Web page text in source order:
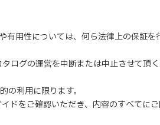
用性については、何ら法律上の保証
グの運営を中断または中止させて頂
利用に限ります。
ドをご確認いただき、内容のすべてに